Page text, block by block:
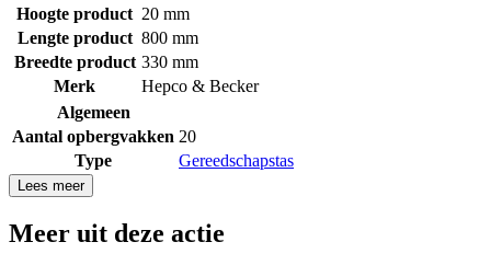
Hoogte product 20 mm
Lengte product 800 mm
Breedte product 330 mm
Merk
Hepco & Becker
Algemeen
Aantal opbergvakken 20
Type
Gereedschapstas
Lees meer
Meer uit deze actie